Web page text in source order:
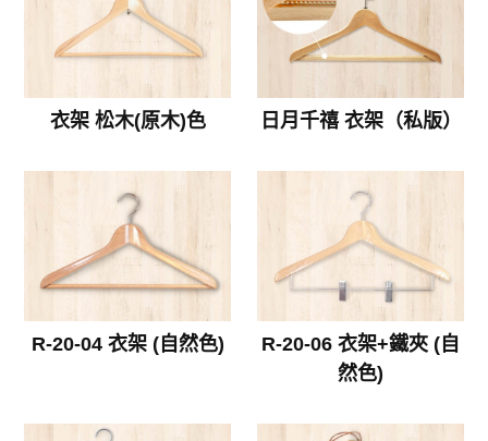
衣架 松木(原木)色 日月千禧 衣架（私版）
R-20-04 衣架 (自然色)
R-20-06 衣架+鐵夾 (自
然色)